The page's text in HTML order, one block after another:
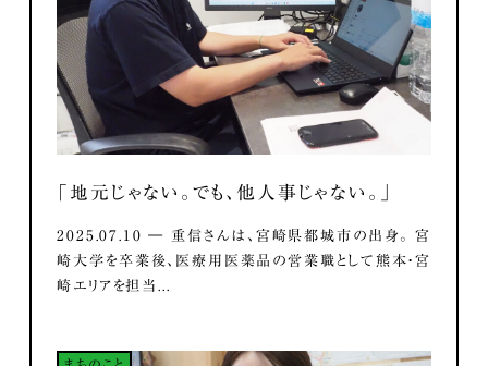
「地元じゃない。でも、他人事じゃない。」
2025.07.10 ― 重信さんは、宮崎県都城市の出身。 宮
崎大学を卒業後、医療用医薬品の営業職として熊本・宮
崎エリアを担当...